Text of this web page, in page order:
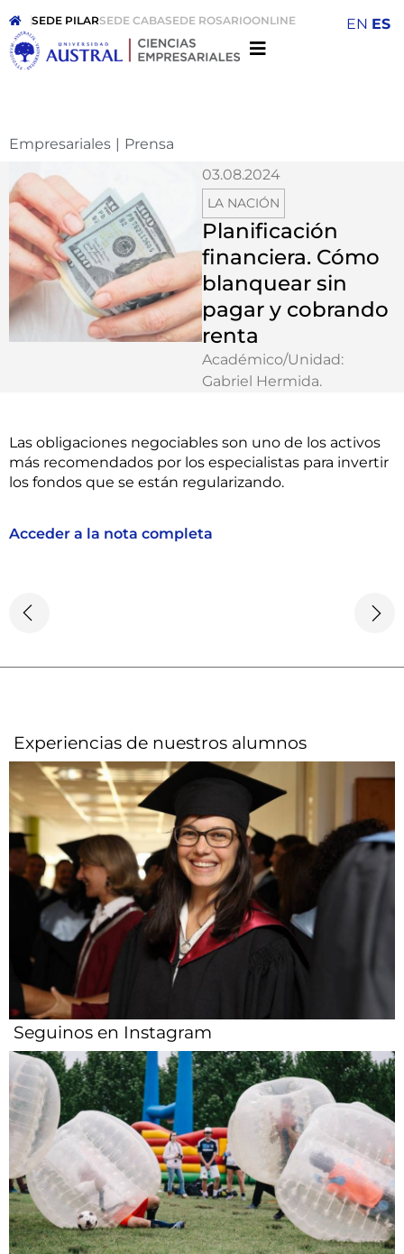
SEDE PILARSEDE CABASEDE ROSARIOONLINE
Empresariales | Prensa
03.08.2024
LA NACIÓN
Planificación
financiera. Cómo
blanquear sin
pagar y cobrando
renta
Académico/Unidad:
Gabriel Hermida.
Las obligaciones negociables son uno de los activos
más recomendados por los especialistas para invertir
los fondos que se están regularizando.
Acceder a la nota completa
Experiencias de nuestros alumnos​
Seguinos en Instagram
EN ES